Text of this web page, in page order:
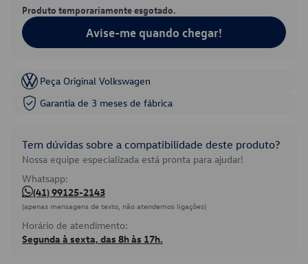
Produto temporariamente esgotado.
Avise-me quando chegar!
Peça Original Volkswagen
Garantia de 3 meses de fábrica
Tem dúvidas sobre a compatibilidade deste produto?
Nossa equipe especializada está pronta para ajudar!
Whatsapp:
(41) 99125-2143
(apenas mensagens de texto, não atendemos ligações)
Horário de atendimento:
Segunda à sexta, das 8h às 17h.